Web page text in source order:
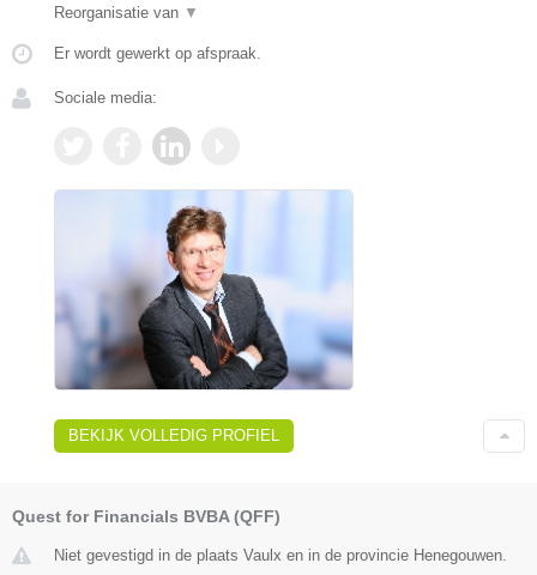
Reorganisatie van ▼
Er wordt gewerkt op afspraak.
Sociale media:
BEKIJK VOLLEDIG PROFIEL
Quest for Financials BVBA (QFF)
Niet gevestigd in de plaats Vaulx en in de provincie Henegouwen.